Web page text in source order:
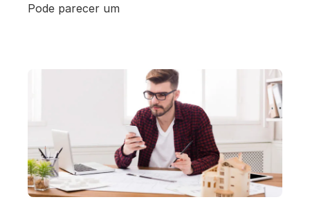
Pode parecer um